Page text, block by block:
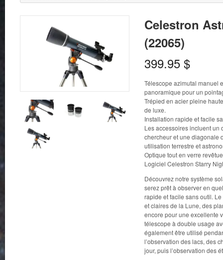
Celestron
(22065)
399.95 $
Télescope azimutal manuel
panoramique pour un
Trépied en acier pleine
de luxe.
Installation rapide et facile
Les accessoires incluent un
chercheur et une diagonale
utilisation terrestre et
Optique tout en verre
Logiciel Celestron Starry
Découvrez notre système
serez prêt à observer en
rapide et facile sans outil.
et claires de la Lune, des
encore pour une excellente
télescope à double usage
également être utilisé
l’observation des lacs, des
jour, puis l’observation des